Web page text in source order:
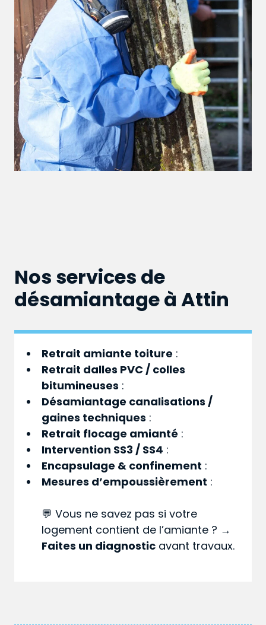
Nos services de
désamiantage à Attin
Retrait amiante toiture :
Retrait dalles PVC / colles
bitumineuses :
Désamiantage canalisations /
gaines techniques :
Retrait flocage amianté :
Intervention SS3 / SS4 :
Encapsulage & confinement :
Mesures d’empoussièrement :
💬 Vous ne savez pas si votre
logement contient de l’amiante ? →
Faites un diagnostic avant travaux.